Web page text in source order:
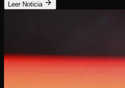
Leer Noticia